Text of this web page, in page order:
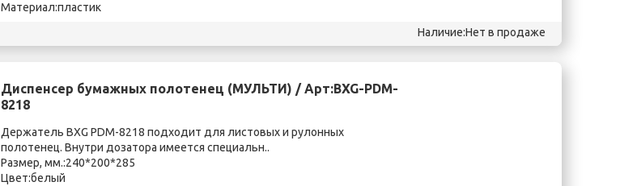
Материал:пластик
Наличие:Нет в продаже
Диспенсер бумажных полотенец (МУЛЬТИ) / Арт:BXG-PDM-
8218
Держатель BXG PDM-8218 подходит для листовых и рулонных
полотенец. Внутри дозатора имеется специальн..
Размер, мм.:240*200*285
Цвет:белый